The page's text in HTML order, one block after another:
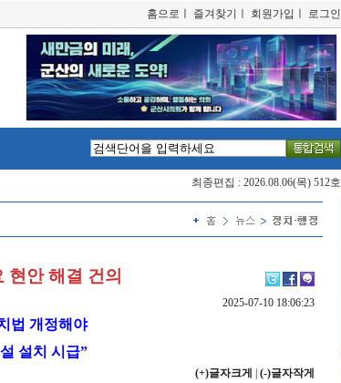
홈으로 즐겨찾기 회원가입 로그인
최종편집 : 2026.08.06(목) 512호
현안 해결 건의
2025-07-10 18:06:23
법 개정해야
설치 시급”
(+)글자크게 (-)글자작게